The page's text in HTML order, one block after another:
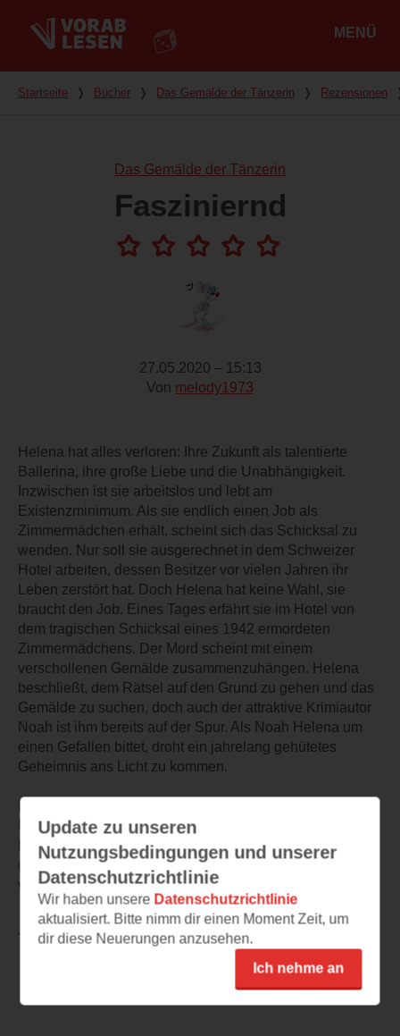
MENÜ
Du bist hier
Startseite ❭ Bücher ❭ Das Gemälde der Tänzerin ❭ Rezensionen
Das Gemälde der Tänzerin
Fasziniernd
27.05.2020 – 15:13
Von melody1973
Helena hat alles verloren: Ihre Zukunft als talentierte
Ballerina, ihre große Liebe und die Unabhängigkeit.
Inzwischen ist sie arbeitslos und lebt am
Existenzminimum. Als sie endlich einen Job als
Zimmermädchen erhält, scheint sich das Schicksal zu
wenden. Nur soll sie ausgerechnet in dem Schweizer
Hotel arbeiten, dessen Besitzer vor vielen Jahren ihr
Leben zerstört hat. Doch Helena hat keine Wahl, sie
braucht den Job. Eines Tages erfährt sie im Hotel von
dem tragischen Schicksal eines 1942 ermordeten
Zimmermädchens. Der Mord scheint mit einem
verschollenen Gemälde zusammenzuhängen. Helena
beschließt, dem Rätsel auf den Grund zu gehen und das
Gemälde zu suchen, doch auch der attraktive Krimiautor
Noah ist ihm bereits auf der Spur. Als Noah Helena um
einen Gefallen bittet, droht ein jahrelang gehütetes
Geheimnis ans Licht zu kommen.
Die fasziniernde Geschicht um Helena hat mich vom 1.
Moment an angezogen. Ich habe mich in Helena
hinenversetzen können ohne Probleme. Ich habe mit ihr
gelitten und alles miterlebt als ob ich neben ihr stehen
würde. So muss ein Buch sein.
TEILEN
Update zu unseren
Nutzungsbedingungen und unserer
Datenschutzrichtlinie
Wir haben unsere Datenschutzrichtlinie
aktualisiert. Bitte nimm dir einen Moment Zeit, um
dir diese Neuerungen anzusehen.
Ich nehme an